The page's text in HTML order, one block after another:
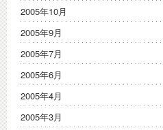
2005年10月
2005年9月
2005年7月
2005年6月
2005年4月
2005年3月